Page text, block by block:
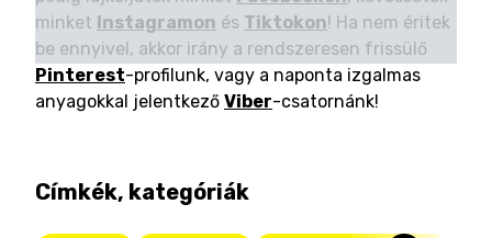
minket Instagramon és Tiktokon! Ha nem éritek
be ennyivel, akkor irány a rendszeresen frissülő
Pinterest-profilunk, vagy a naponta izgalmas
anyagokkal jelentkező Viber-csatornánk!
Címkék, kategóriák